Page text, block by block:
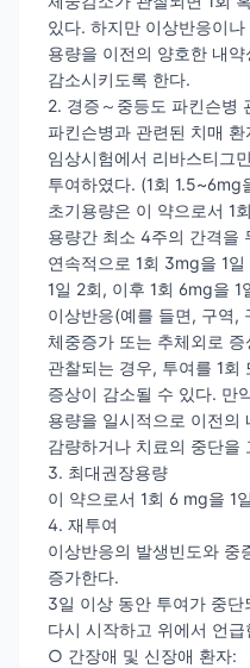
있다. 하지만 이상반응이
용량을 이전의 양호한 내
감소시키도록 한다.
2. 경증～중등도 파킨슨병
파킨슨병과 관련된 치매
임상시험에서 리바스티그
투여하였다. (1회 1.5~6mg
초기용량은 이 약으로서 1
용량간 최소 4주의 간격을
연속적으로 1회 3mg을 1
1일 2회, 이후 1회 6mg을
이상반응(예를 들면, 구역,
체중증가 또는 추체외로
관찰되는 경우, 투여를 1회
증상이 감소될 수 있다. 만
용량을 일시적으로 이전의
감량하거나 치료의 중단을
3. 최대권장용량
이 약으로서 1회 6 mg을 1
4. 재투여
이상반응의 발생빈도와 중
증가한다.
3일 이상 동안 투여가 중단
다시 시작하고 위에서 언
○ 간장애 및 신장애 환자: